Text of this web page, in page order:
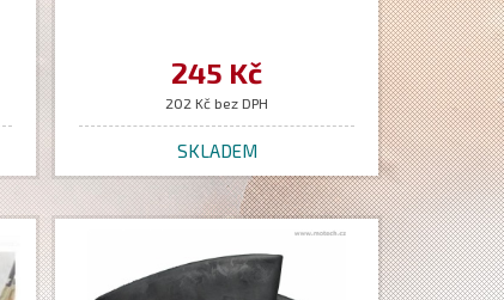
245 Kč
202 Kč bez DPH
SKLADEM